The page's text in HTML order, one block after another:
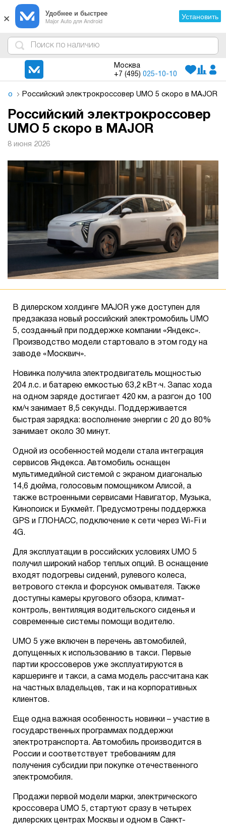
4
1
3
2
Москва
+7 (495) 025-10-10
Российский электрокроссовер UMO 5 скоро в MAJOR
Российский электрокроссовер
UMO 5 скоро в MAJOR
8 июня 2026
В дилерском холдинге MAJOR уже доступен для
предзаказа новый российский электромобиль UMO
5, созданный при поддержке компании «Яндекс».
Производство модели стартовало в этом году на
заводе «Москвич».
Новинка получила электродвигатель мощностью
204 л.с. и батарею емкостью 63,2 кВт·ч. Запас хода
на одном заряде достигает 420 км, а разгон до 100
км/ч занимает 8,5 секунды. Поддерживается
быстрая зарядка: восполнение энергии с 20 до 80%
занимает около 30 минут.
Одной из особенностей модели стала интеграция
сервисов Яндекса. Автомобиль оснащен
мультимедийной системой с экраном диагональю
14,6 дюйма, голосовым помощником Алисой, а
также встроенными сервисами Навигатор, Музыка,
Кинопоиск и Букмейт. Предусмотрены поддержка
GPS и ГЛОНАСС, подключение к сети через Wi-Fi и
4G.
Для эксплуатации в российских условиях UMO 5
получил широкий набор теплых опций. В оснащение
входят подогревы сидений, рулевого колеса,
ветрового стекла и форсунок омывателя. Также
доступны камеры кругового обзора, климат-
контроль, вентиляция водительского сиденья и
современные системы помощи водителю.
UMO 5 уже включен в перечень автомобилей,
допущенных к использованию в такси. Первые
партии кроссоверов уже эксплуатируются в
каршеринге и такси, а сама модель рассчитана как
на частных владельцев, так и на корпоративных
клиентов.
Еще одна важная особенность новинки – участие в
государственных программах поддержки
электротранспорта. Автомобиль производится в
России и соответствует требованиям для
получения субсидии при покупке отечественного
электромобиля.
Продажи первой модели марки, электрического
кроссовера UMO 5, стартуют сразу в четырех
дилерских центрах Москвы и одном в Санкт-
× Удобнее и быстрее
Major Auto для Android Установить